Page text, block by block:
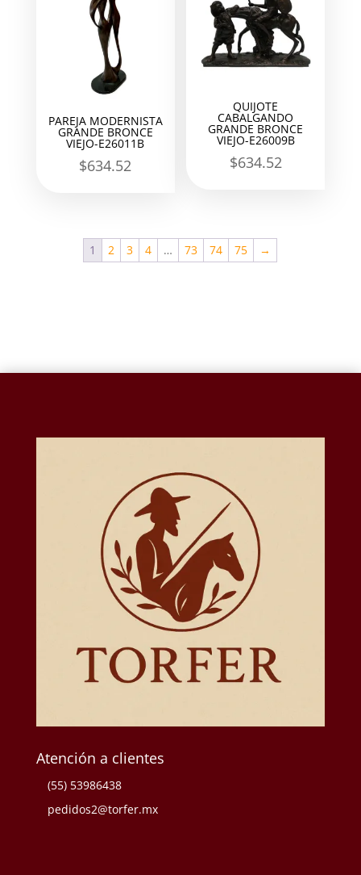
PAREJA MODERNISTA
GRANDE BRONCE
VIEJO-E26011B
$634.52
QUIJOTE
CABALGANDO
GRANDE BRONCE
VIEJO-E26009B
$634.52
1 2 3 4 … 73 74 75 →
Atención a clientes
(55) 53986438
pedidos2@torfer.mx